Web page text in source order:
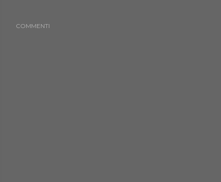
COMMENTI